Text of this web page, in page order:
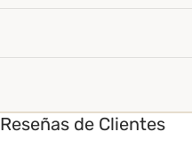
Reseñas de Clientes